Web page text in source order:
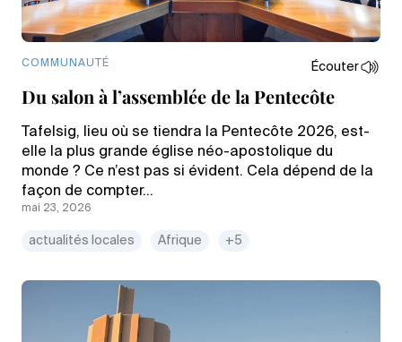
COMMUNAUTÉ Écouter
Du salon à l’assemblée de la Pentecôte
Tafelsig, lieu où se tiendra la Pentecôte 2026, est-
elle la plus grande église néo-apostolique du
monde ? Ce n’est pas si évident. Cela dépend de la
façon de compter…
mai 23, 2026
actualités locales Afrique +5